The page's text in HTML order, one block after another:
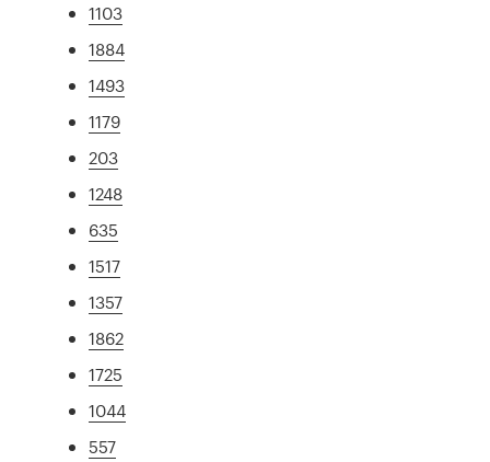
1103
1884
1493
1179
203
1248
635
1517
1357
1862
1725
1044
557